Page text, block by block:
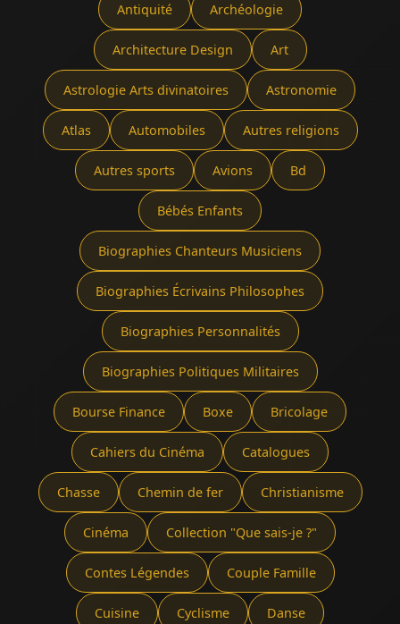
Antiquité Archéologie
Architecture Design Art
Astrologie Arts divinatoires Astronomie
Atlas Automobiles Autres religions
Autres sports Avions Bd
Bébés Enfants
Biographies Chanteurs Musiciens
Biographies Écrivains Philosophes
Biographies Personnalités
Biographies Politiques Militaires
Bourse Finance Boxe Bricolage
Cahiers du Cinéma Catalogues
Chasse Chemin de fer Christianisme
Cinéma Collection "Que sais-je ?"
Contes Légendes Couple Famille
Cuisine Cyclisme Danse